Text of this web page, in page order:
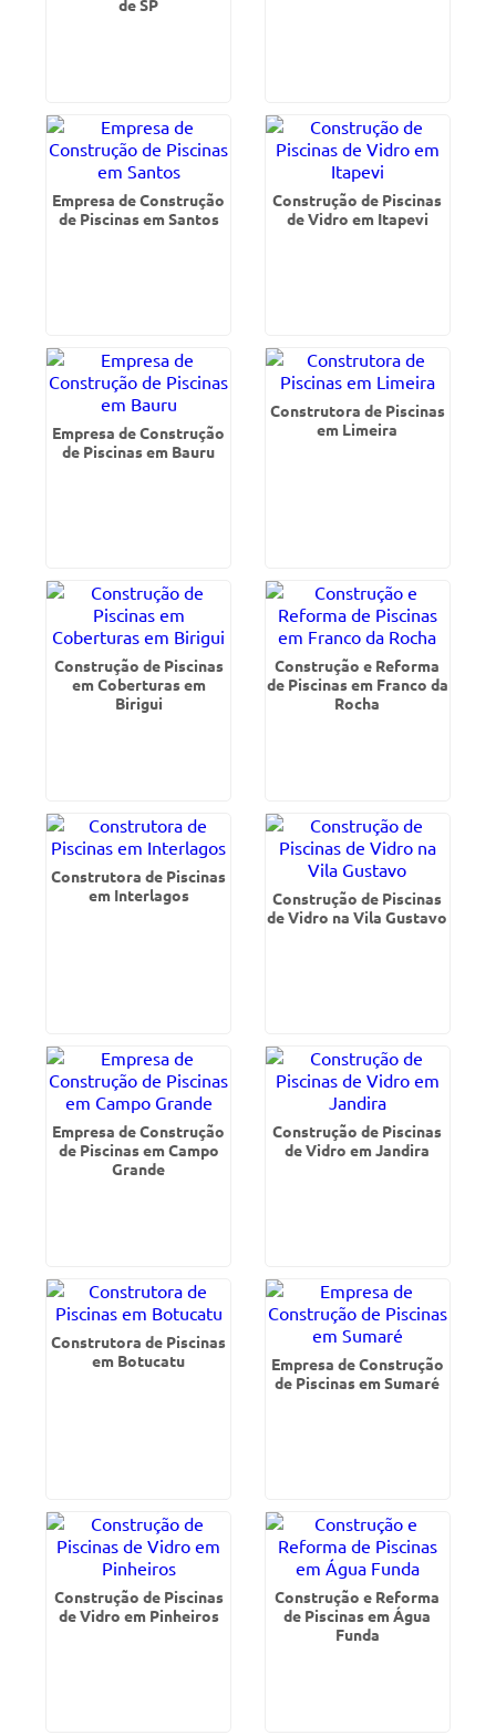
de SP
Empresa de Construção
de Piscinas em Santos
Construção de Piscinas
de Vidro em Itapevi
Empresa de Construção
de Piscinas em Bauru
Construtora de Piscinas
em Limeira
Construção de Piscinas
em Coberturas em
Birigui
Construção e Reforma
de Piscinas em Franco da
Rocha
Construtora de Piscinas
em Interlagos
Construção de Piscinas
de Vidro na Vila Gustavo
Empresa de Construção
de Piscinas em Campo
Grande
Construção de Piscinas
de Vidro em Jandira
Construtora de Piscinas
em Botucatu
Empresa de Construção
de Piscinas em Sumaré
Construção de Piscinas
de Vidro em Pinheiros
Construção e Reforma
de Piscinas em Água
Funda